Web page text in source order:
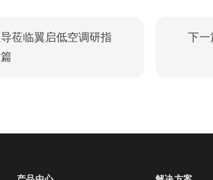
莅临翼启低空调研指
下一